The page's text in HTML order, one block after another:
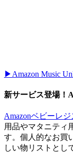
▶︎Amazon Music
新サービス登場！
Amazonベビーレジ
用品やマタニティ
す。個人的なお買
しい物リストとし